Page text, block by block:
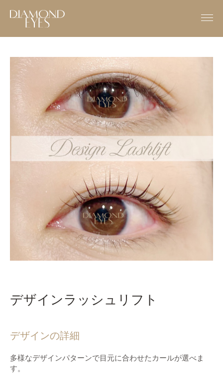
デザインラッシュリフト
デザインの詳細
多様なデザインパターンで目元に合わせたカールが選べま
す。